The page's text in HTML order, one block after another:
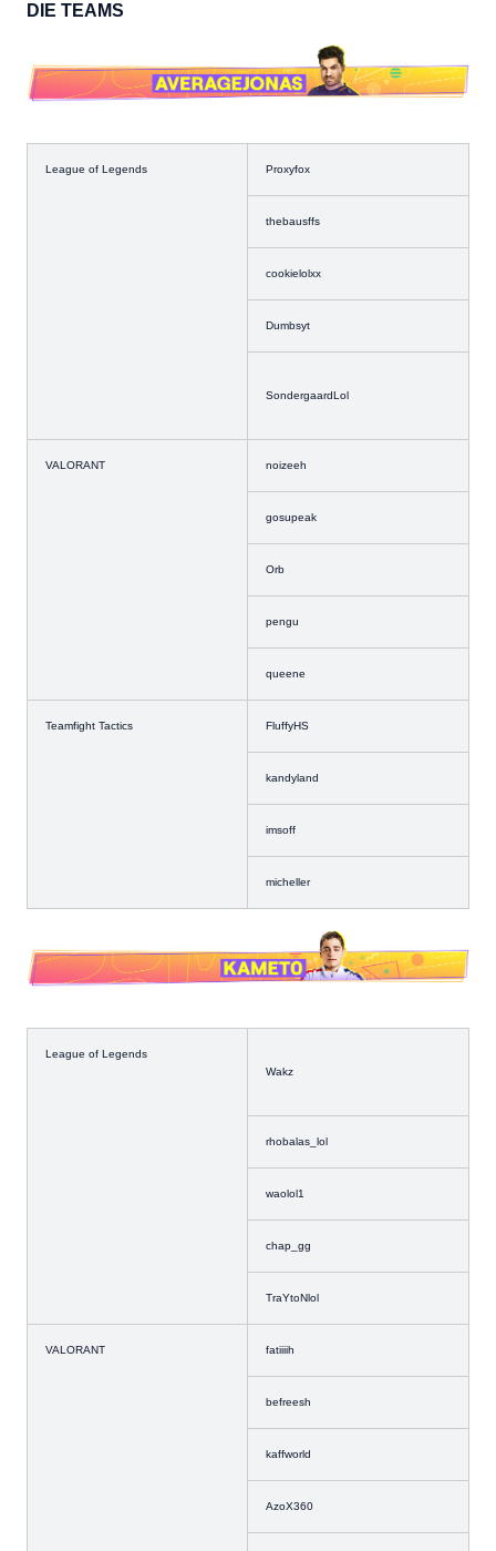
DIE TEAMS
League of Legends Proxyfox
thebausffs
cookielolxx
Dumbsyt
SondergaardLol
VALORANT noizeeh
gosupeak
Orb
pengu
queene
Teamfight Tactics FluffyHS
kandyland
imsoff
micheller
League of Legends
Wakz
rhobalas_lol
waolol1
chap_gg
TraYtoNlol
VALORANT fatiiiih
befreesh
kaffworld
AzoX360